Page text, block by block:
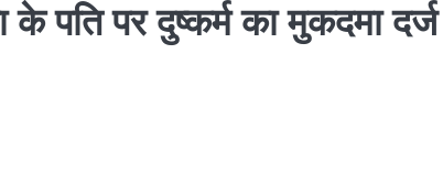
के पति पर दुष्कर्म का मुकदमा दर्ज